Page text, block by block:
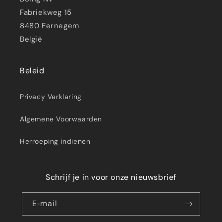
Fabriekweg 15
8480 Eernegem
België
Beleid
Privacy Verklaring
Algemene Voorwaarden
Herroeping indienen
Schrijf je in voor onze nieuwsbrief
E‑mail